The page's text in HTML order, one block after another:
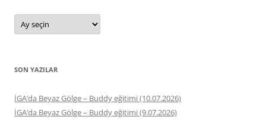
Arşivler
SON YAZILAR
İGA’da Beyaz Gölge – Buddy eğitimi (10.07.2026)
İGA’da Beyaz Gölge – Buddy eğitimi (9.07.2026)